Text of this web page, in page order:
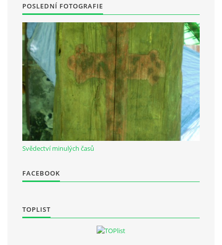
DOKUMENTY OVJK
Občanská vzdělávací jednota "Komenský" v Choceradech z.s.
Chocerady 4
257 24 Chocerady
IČ: 498 28 614
Kontaktní osoba:
Mgr. Miroslava Cinkeisová
723 967 851
POSLEDNÍ FOTOGRAFIE
Svědectví minulých časů
FACEBOOK
TOPLIST